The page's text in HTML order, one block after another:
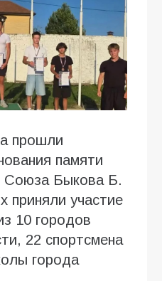
прошли
памяти
Союза Быкова Б.
приняли участие
10 городов
22 спортсмена
города